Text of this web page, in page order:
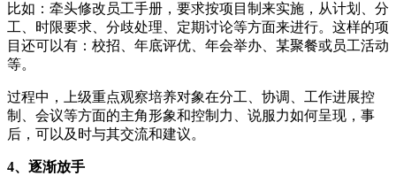
比如：牵头修改员工手册，要求按项目制来实施，从计划、分
工、时限要求、分歧处理、定期讨论等方面来进行。这样的项
目还可以有：校招、年底评优、年会举办、某聚餐或员工活动
等。
过程中，上级重点观察培养对象在分工、协调、工作进展控
制、会议等方面的主角形象和控制力、说服力如何呈现，事
后，可以及时与其交流和建议。
4、 逐渐放手